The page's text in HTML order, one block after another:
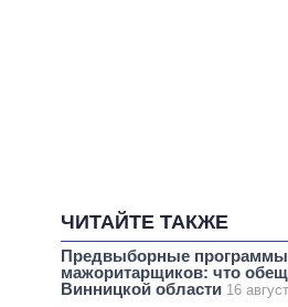
ЧИТАЙТЕ ТАКЖЕ
Предвыборные программы
мажоритарщиков: что
Винницкой области 16